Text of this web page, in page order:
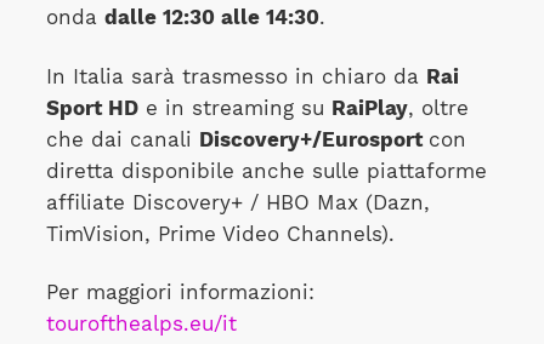
onda dalle 12:30 alle 14:30.
In Italia sarà trasmesso in chiaro da Rai
Sport HDe in streaming su RaiPlay, oltre
che dai canali Discovery+/Eurosport con
diretta disponibile anche sulle piattaforme
affiliate Discovery+ / HBO Max (Dazn,
TimVision, Prime Video Channels).
Per maggiori informazioni:
tourofthealps.eu/it